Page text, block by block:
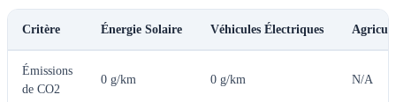
Critère Énergie Solaire Véhicules Électriques
Émissions
de CO2
0 g/km 0 g/km N/A